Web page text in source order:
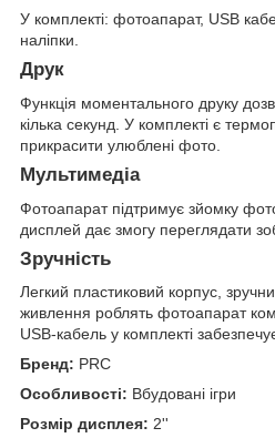
У комплекті: фотоапарат, USB
наліпки.
Друк
Функція моментального друку
кілька секунд. У комплекті є
прикрасити улюблені фото.
Мультимедіа
Фотоапарат підтримує зйомку
дисплей дає змогу переглядати
Зручність
Легкий пластиковий корпус,
живлення роблять фотоапарат
USB-кабель у комплекті
Бренд: PRC
Особливості: Вбудовані ігри
Розмір дисплея: 2''